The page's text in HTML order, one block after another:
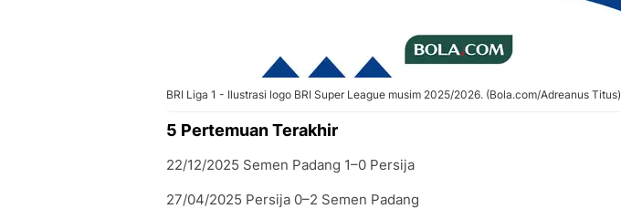
BRI Liga 1 - Ilustrasi logo BRI Super League musim 2025/2026. (Bola.com/Adreanus Titus)
5 Pertemuan Terakhir
22/12/2025 Semen Padang 1–0 Persija
27/04/2025 Persija 0–2 Semen Padang